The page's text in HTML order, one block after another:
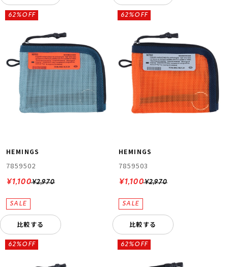
HEMINGS
7859502
¥2,970
62%OFF
¥1,100
比較する
HEMINGS
7859503
¥2,970
62%OFF
¥1,100
比較する
62%OFF 62%OFF